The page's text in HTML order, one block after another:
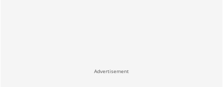
Advertisement